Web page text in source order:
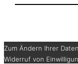
Zum Ändern Ihrer
Widerruf von